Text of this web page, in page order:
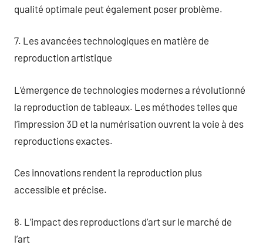
qualité optimale peut également poser problème.
7. Les avancées technologiques en matière de
reproduction artistique
L’émergence de technologies modernes a révolutionné
la reproduction de tableaux. Les méthodes telles que
l’impression 3D et la numérisation ouvrent la voie à des
reproductions exactes.
Ces innovations rendent la reproduction plus
accessible et précise.
8. L’impact des reproductions d’art sur le marché de
l’art